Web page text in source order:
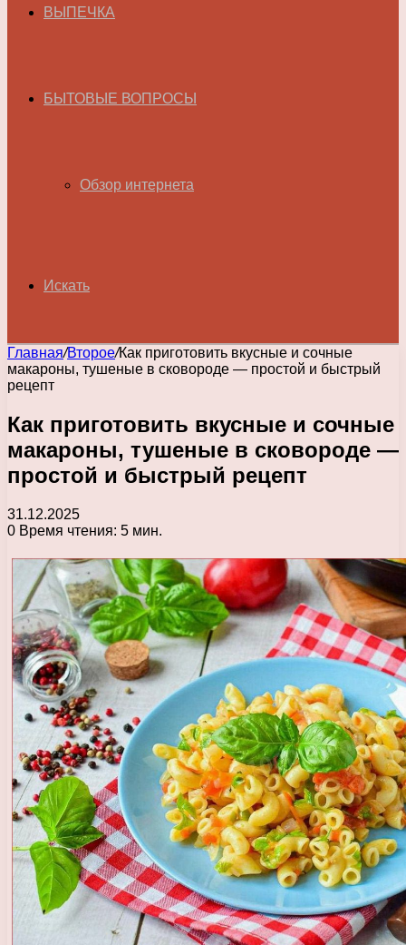
ВЫПЕЧКА
БЫТОВЫЕ ВОПРОСЫ
Обзор интернета
Искать
Главная/Второе/Как приготовить вкусные и сочные
макароны, тушеные в сковороде — простой и быстрый
рецепт
Как приготовить вкусные и сочные
макароны, тушеные в сковороде —
простой и быстрый рецепт
31.12.2025
0 Время чтения: 5 мин.